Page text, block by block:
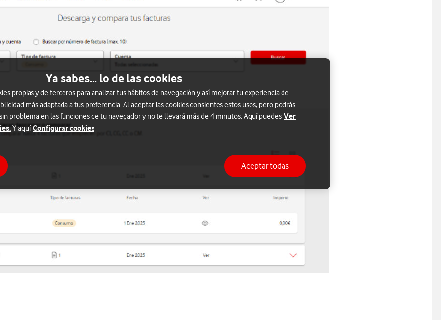
Ya sabes... lo de las cookies
propias y de terceros para analizar tus hábitos de navegación y así mejorar tu experiencia de
más adaptada a tus preferencia. Al aceptar las cookies consientes estos usos, pero podrás
problema en las funciones de tu navegador y no te llevará más de 4 minutos. Aquí puedes Ver
Y aquí Configurar cookies
Aceptar todas